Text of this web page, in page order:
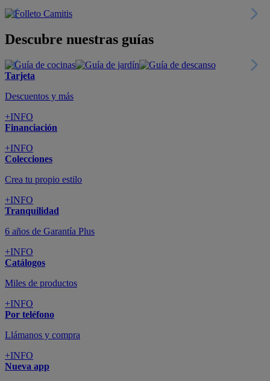
Descubre nuestras guías
Tarjeta
Descuentos y más
+INFO
Financiación
+INFO
Colecciones
Crea tu propio estilo
+INFO
Tranquilidad
6 años de Garantía Plus
+INFO
Catálogos
Miles de productos
+INFO
Por teléfono
Llámanos y compra
+INFO
Nueva app